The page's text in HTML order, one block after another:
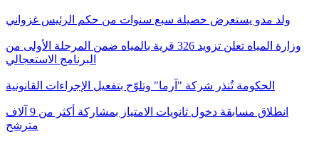
ولد مدو يستعرض حصيلة سبع سنوات من حكم الرئيس غزواني
وزارة المياه تعلن تزويد 326 قرية بالمياه ضمن المرحلة الأولى من
البرنامج الاستعجالي
الحكومة تُنذر شركة "آرما" وتلوّح بتفعيل الإجراءات القانونية
انطلاق مسابقة دخول ثانويات الامتياز بمشاركة أكثر من 9 آلاف
مترشح